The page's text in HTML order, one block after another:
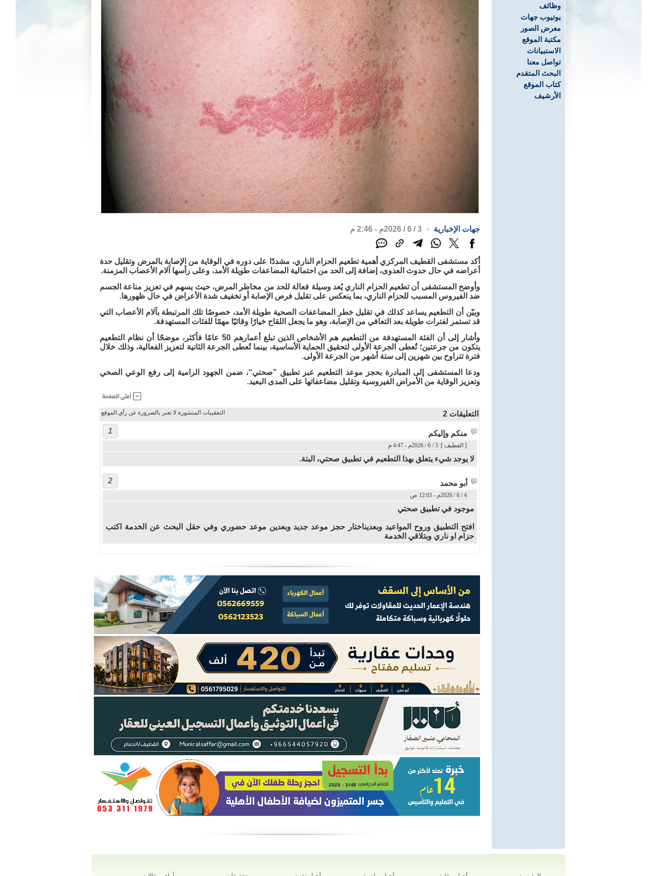
وظائف
يوتيوب جهات
معرض الصور
مكتبة الموقع
الاستبيانات
تواصل معنا
البحث المتقدم
كتاب الموقع
الأرشيف
جهات الإخبارية 3 / 6 / 2026م - 2:46 م
أكد مستشفى القطيف المركزي أهمية تطعيم الحزام الناري، مشددًا على دوره في الوقاية من الإصابة بالمرض وتقليل حدة
أعراضه في حال حدوث العدوى، إضافة إلى الحد من احتمالية المضاعفات طويلة الأمد، وعلى رأسها آلام الأعصاب المزمنة.
وأوضح المستشفى أن تطعيم الحزام الناري يُعد وسيلة فعالة للحد من مخاطر المرض، حيث يسهم في تعزيز مناعة الجسم
ضد الفيروس المسبب للحزام الناري، بما ينعكس على تقليل فرص الإصابة أو تخفيف شدة الأعراض في حال ظهورها.
وبيّن أن التطعيم يساعد كذلك في تقليل خطر المضاعفات الصحية طويلة الأمد، خصوصًا تلك المرتبطة بآلام الأعصاب التي
قد تستمر لفترات طويلة بعد التعافي من الإصابة، وهو ما يجعل اللقاح خيارًا وقائيًا مهمًا للفئات المستهدفة.
وأشار إلى أن الفئة المستهدفة من التطعيم هم الأشخاص الذين تبلغ أعمارهم 50 عامًا فأكثر، موضحًا أن نظام التطعيم
يتكون من جرعتين؛ تُعطى الجرعة الأولى لتحقيق الحماية الأساسية، بينما تُعطى الجرعة الثانية لتعزيز الفعالية، وذلك خلال
فترة تتراوح بين شهرين إلى ستة أشهر من الجرعة الأولى.
ودعا المستشفى إلى المبادرة بحجز موعد التطعيم عبر تطبيق ”صحتي“، ضمن الجهود الرامية إلى رفع الوعي الصحي
وتعزيز الوقاية من الأمراض الفيروسية وتقليل مضاعفاتها على المدى البعيد.
التعقيبات المنشورة لا تعبر بالضرورة عن رأي الموقع التعليقات 2
1 منكم وإليكم
[ القطيف ]: 3 / 6 / 2026م - 4:47 م
لا يوجد شيء يتعلق بهذا التطعيم في تطبيق صحتي، البتة.
2 أبو محمد
4 / 6 / 2026م - 12:03 ص
موجود في تطبيق صحتي
افتح التطبيق وروح المواعيد وبعديناختار حجز موعد جديد وبعدين موعد حضوري وفي حقل البحث عن الخدمة اكتب
حزام او ناري وبتلاقي الخدمة